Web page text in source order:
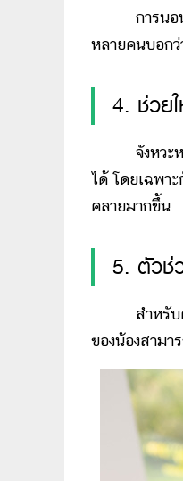
การนอนด้ว
หลายคนบอก
4. ช่วย
จังหวะหาย
ได้ โดยเฉพา
คลายมากขึ้น
5. ตัวช่
สำหรับคนที่
ของน้องสามา